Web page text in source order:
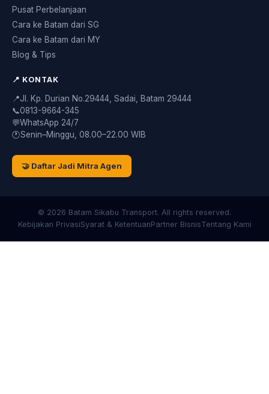
Pusat Perbelanjaan
Cara ke Batam dari SG
Cara ke Batam dari MY
Blog & Tips
📍 KONTAK
📍Jl. Kp. Durian No.29444, Sadai, Batam 29444
📞0813-9664-345
💬WhatsApp 24/7
🕐Senin–Minggu, 08.00–22.00 WIB
🤝 Daftar Jadi Mitra Agen
© 2026 Batam Sikabu Transport. All rights reserved.
Kebijakan PrivasiSyarat & KetentuanPartner BisnisTentang Kami